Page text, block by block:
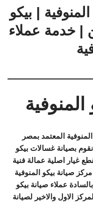
| بيكو
| خدمة عملاء
المعتمد بمصر
بصيانة غسالات بيكو
غيار اصلية عمالة فنية
صيانة بيكو المنوفية
عملاء صيانة بيكو
الاول والاخير لصيانة